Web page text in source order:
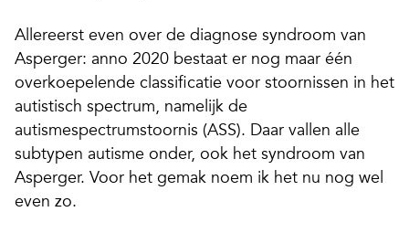
Allereerst even over de diagnose syndroom van
Asperger: anno 2020 bestaat er nog maar één
overkoepelende classificatie voor stoornissen in het
autistisch spectrum, namelijk de
autismespectrumstoornis (ASS). Daar vallen alle
subtypen autisme onder, ook het syndroom van
Asperger. Voor het gemak noem ik het nu nog wel
even zo.